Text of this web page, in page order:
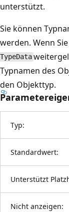
unterstützt.
Sie können
werden. Wenn
TypeData
Typnamen des
den Objekttyp.
Typ:
Standardwert:
Unterstützt
Nicht anzeigen: